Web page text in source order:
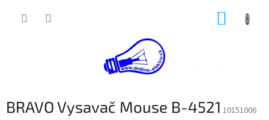
BRAVO Vysavač Mouse B-4521 10151006